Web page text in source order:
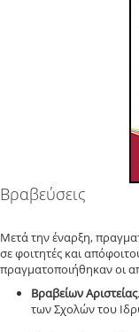
Βραβεύσεις
Μετά την έναρξη,
σε φοιτητές και
πραγματοποιήθηκαν οι
Βραβείων Αριστείας
των Σχολών του